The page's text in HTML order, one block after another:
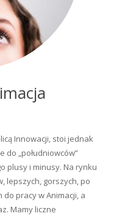
Innowacji, stoi jednak
do „południowców”
plusy i minusy. Na rynku
lepszych, gorszych, po
do pracy w Animacji, a
Mamy liczne